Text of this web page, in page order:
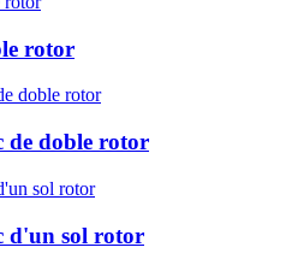
rotor
de doble rotor
d'un sol rotor